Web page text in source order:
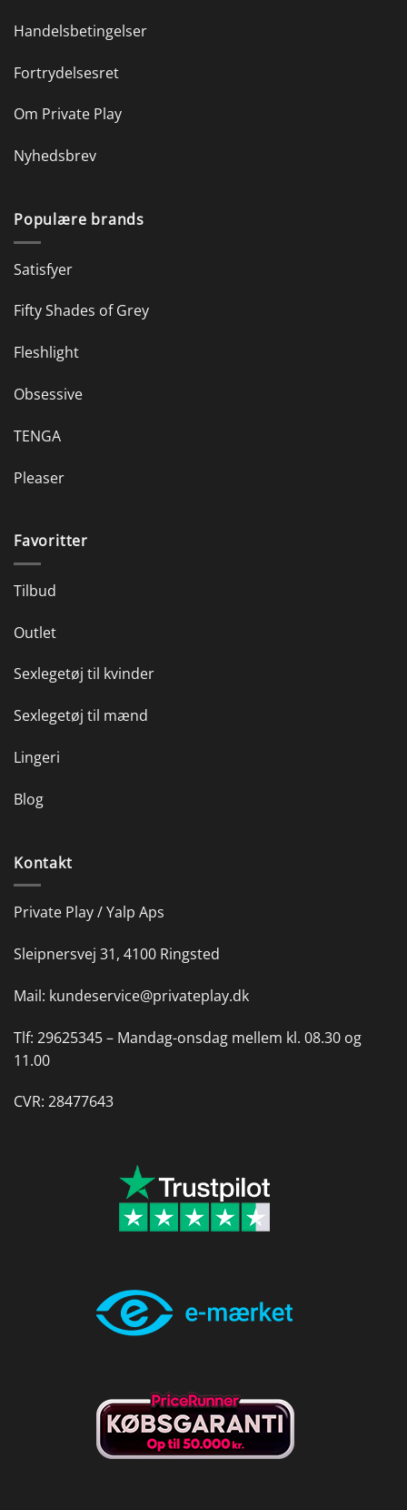
Handelsbetingelser
Fortrydelsesret
Om Private Play
Nyhedsbrev
Populære brands
Satisfyer
Fifty Shades of Grey
Fleshlight
Obsessive
TENGA
Pleaser
Favoritter
Tilbud
Outlet
Sexlegetøj til kvinder
Sexlegetøj til mænd
Lingeri
Blog
Kontakt
Private Play / Yalp Aps
Sleipnersvej 31, 4100 Ringsted
Mail: kundeservice@privateplay.dk
Tlf: 29625345 – Mandag-onsdag mellem kl. 08.30 og
11.00
CVR: 28477643